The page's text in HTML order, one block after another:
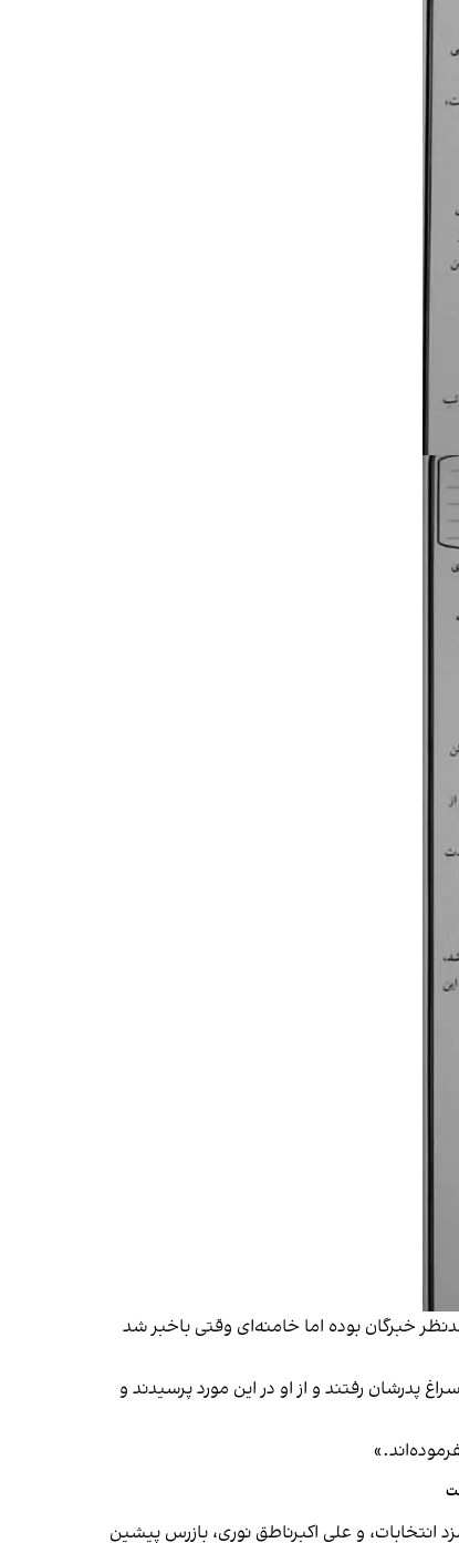
خبرگان بوده اما خامنه‌ای وقتی باخبر شد
رفتند و از او در این مورد پرسیدند و
که ۲۰ سال پیش، بعد از انتخابات ریاست‌جمهوری سال ۱۳۸۴، مهدی کروبی، نامزد انتخابات، و علی اکبرناطق نوری، بازرس پیشین